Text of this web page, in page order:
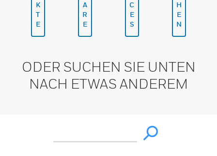
K
T
E
A
R
E
C
E
S
H
E
N
ODER SUCHEN SIE UNTEN
NACH ETWAS ANDEREM